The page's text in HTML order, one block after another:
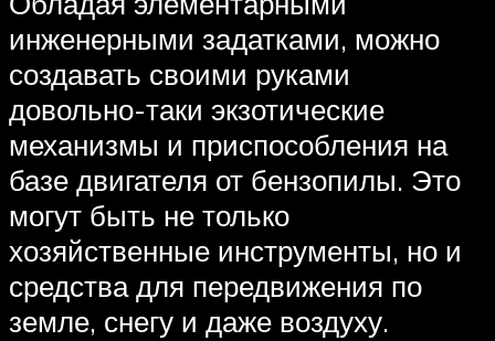
инженерными задатками, можно
создавать своими руками
довольно-таки экзотические
механизмы и приспособления на
базе двигателя от бензопилы. Это
могут быть не только
хозяйственные инструменты, но и
средства для передвижения по
земле, снегу и даже воздуху.